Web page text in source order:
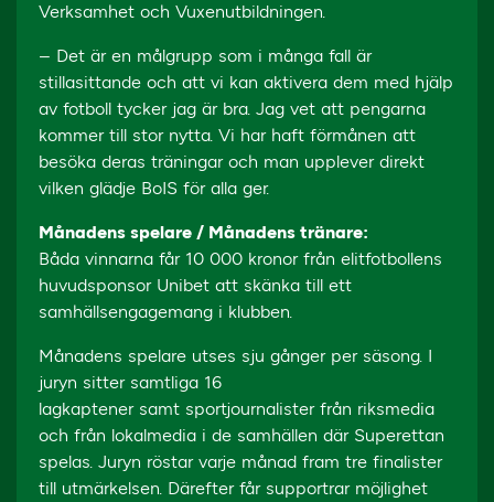
Verksamhet och Vuxenutbildningen.
– Det är en målgrupp som i många fall är
stillasittande och att vi kan aktivera dem med hjälp
av fotboll tycker jag är bra. Jag vet att pengarna
kommer till stor nytta. Vi har haft förmånen att
besöka deras träningar och man upplever direkt
vilken glädje BoIS för alla ger.
Månadens spelare / Månadens tränare:
Båda vinnarna får 10 000 kronor från elitfotbollens
huvudsponsor Unibet att skänka till ett
samhällsengagemang i klubben.
Månadens spelare utses sju gånger per säsong. I
juryn sitter samtliga 16
lagkaptener samt sportjournalister från riksmedia
och från lokalmedia i de samhällen där Superettan
spelas. Juryn röstar varje månad fram tre finalister
till utmärkelsen. Därefter får supportrar möjlighet